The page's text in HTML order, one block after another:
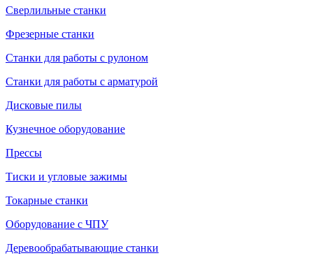
Сверлильные станки
Фрезерные станки
Станки для работы с рулоном
Станки для работы с арматурой
Дисковые пилы
Кузнечное оборудование
Прессы
Тиски и угловые зажимы
Токарные станки
Оборудование с ЧПУ
Деревообрабатывающие станки